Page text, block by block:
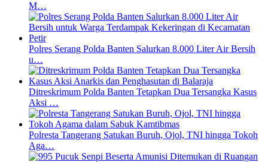
M…
Polres Serang Polda Banten Salurkan 8.000 Liter Air Bersih
u…
Ditreskrimum Polda Banten Tetapkan Dua Tersangka Kasus
Aksi …
Polresta Tangerang Satukan Buruh, Ojol, TNI hingga Tokoh
Aga…